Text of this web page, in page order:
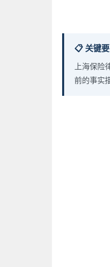
📋 关键
上海保
前的事实